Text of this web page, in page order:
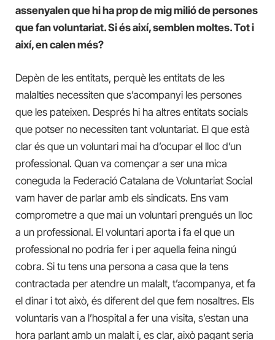
assenyalen que hi ha prop de mig milió de persones
que fan voluntariat. Si és així, semblen moltes. Tot i
així, en calen més?
Depèn de les entitats, perquè les entitats de les
malalties necessiten que s’acompanyi les persones
que les pateixen. Després hi ha altres entitats socials
que potser no necessiten tant voluntariat. El que està
clar és que un voluntari mai ha d’ocupar el lloc d’un
professional. Quan va començar a ser una mica
coneguda la Federació Catalana de Voluntariat Social
vam haver de parlar amb els sindicats. Ens vam
comprometre a que mai un voluntari prengués un lloc
a un professional. El voluntari aporta i fa el que un
professional no podria fer i per aquella feina ningú
cobra. Si tu tens una persona a casa que la tens
contractada per atendre un malalt, t’acompanya, et fa
el dinar i tot això, és diferent del que fem nosaltres. Els
voluntaris van a l’hospital a fer una visita, s’estan una
hora parlant amb un malalt i, es clar, això pagant seria